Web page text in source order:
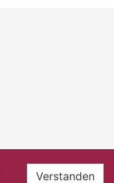
Verstanden